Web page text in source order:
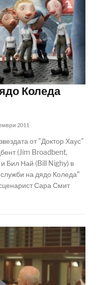
Коледа
2011
от "Доктор Хаус"
(Jim Broadbent,
Бил Най (Bill Nighy) в
на дядо Коледа”
Сара Смит